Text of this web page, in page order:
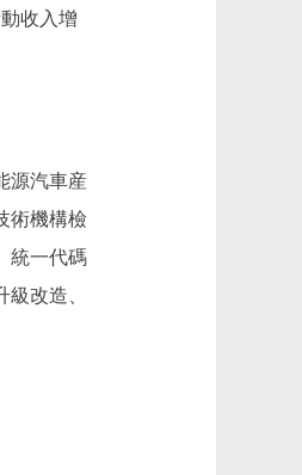
收入增
源汽車産
術機構檢
統一代碼
改造、